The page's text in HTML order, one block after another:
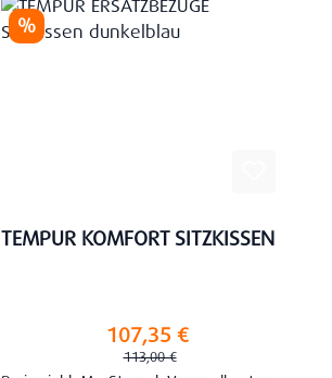
Rabatt
%
TEMPUR KOMFORT SITZKISSEN
Verkaufspreis:107,35 €
Regulärer Preis:
113,00 €